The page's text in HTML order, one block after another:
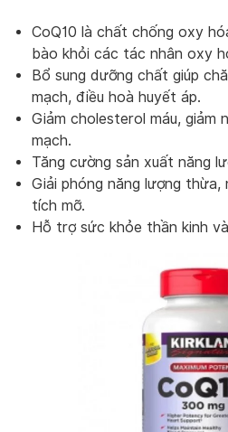
CoQ10 là chất chống oxy
bào khỏi các tác nhân oxy
Bổ sung dưỡng chất giúp
mạch, điều hoà huyết áp.
Giảm cholesterol máu, giảm
mạch.
Tăng cường sản xuất năng
Giải phóng năng lượng thừa,
tích mỡ.
Hỗ trợ sức khỏe thần kinh